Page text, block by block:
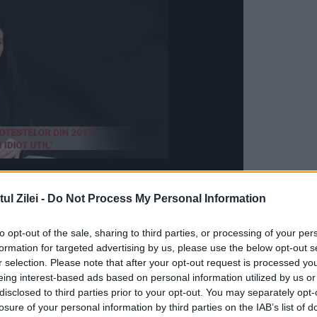
Zilei - Do Not Process My Personal Information
opt-out of the sale, sharing to third parties, or processing of your
for targeted advertising by us, please use the below opt-out
selection. Please note that after your opt-out request is processed
interest-based ads based on personal information utilized by us
to third parties prior to your opt-out. You may separately
of your personal information by third parties on the IAB’s list of
Statului Român, să vă ofer Ordinul Naţional
dumneavoastră realizări ce stau mărturie
(...) Domnule Neagu Djuvara, mesajul
generaţiilor viitoare, astfel întreaga
Domnule Mihai Şora, vă mulţumesc din